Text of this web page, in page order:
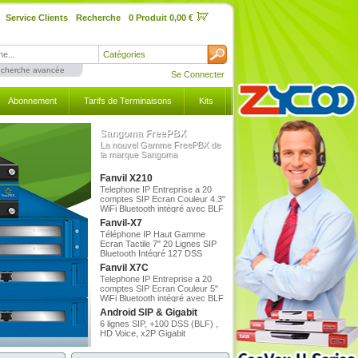
Service Clients Recherche 0 Produit 0,00 €
Catégories
avancée Se Connecter
Abonnement Tarifs de Terminaisons Kits
Sangoma FreePBX
La nouvel Gamme FreePBX de
la marque Sangoma
Fanvil X210
Telephone IP Entreprise a 20
comptes SIP Ecran Couleur 4.3"
WiFi Bluetooth intégré avec BLF
106 buttons Gigabit
Fanvil-X7
Téléphone IP Haut Gamme
Ecran Tactile 7" 20 Lignes SIP
Bluetooth Intégré 127 DSS
Fanvil X7C
Telephone IP Entreprise a 20
comptes SIP Ecran Couleur 5"
WiFi Bluetooth intégré avec BLF
60 buttons Gigabit.
Android SIP & Gigabit
6 lignes SIP, +100 DSS (BLF) ,
HD Voice, x2P Gigabit